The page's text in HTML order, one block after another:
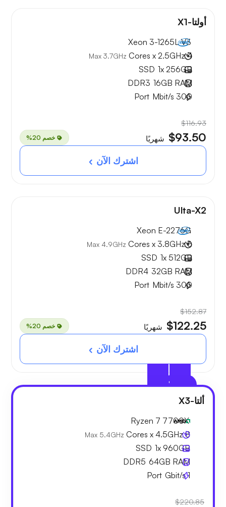
أولتا-X1
Xeon 3-1265L V3
4 Cores x 2.5GHz
Max 3.7GHz
1x 256GB
SSD
16GB RAM
DDR3
300
Port
$116.93
$93.50 شهريًا خصم 20%
اشترك الآن
Ulta-X2
Xeon E-2276G
6 Cores x 3.8GHz
Max 4.9GHz
1x 512GB
SSD
32GB RAM
DDR4
300
Port
$152.87
$122.25 شهريًا خصم 20%
اشترك الآن
مُستَحسَن
ألتا-X3
Ryzen 7 7700X
8 Cores x 4.5GHz
Max 5.4GHz
1x 960GB
SSD
64GB RAM
DDR5
1
Gbit/s
Port
$220.85